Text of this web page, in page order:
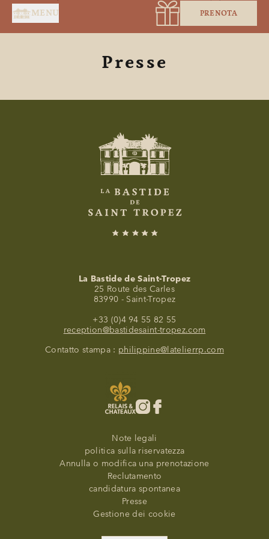
MENU PRENOTA
SUITE E CAMERE
SPA BY HOLIDERMIE
SITUAZIONE
PROGRAMMAZIONE
LA BOTTEGA
Presse
La Bastide de Saint-Tropez
25 Route des Carles
83990 - Saint-Tropez
+33 (0)4 94 55 82 55
reception@bastidesaint-tropez.com
Contatto stampa : philippine@latelierrp.com
Note legali
politica sulla riservatezza
Annulla o modifica una prenotazione
Reclutamento
candidatura spontanea
Presse
Gestione dei cookie
Pannello di gestione dei cookies